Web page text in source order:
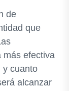
de
que
más efectiva
y cuanto
alcanzar